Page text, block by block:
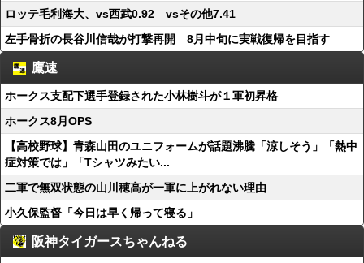
ロッテ毛利海大、vs西武0.92 vsその他7.41
左手骨折の長谷川信哉が打撃再開 8月中旬に実戦復帰を目指す
鷹速
ホークス支配下選手登録された小林樹斗が１軍初昇格
ホークス8月OPS
【高校野球】青森山田のユニフォームが話題沸騰「涼しそう」「熱中
症対策では」「Tシャツみたい...
二軍で無双状態の山川穂高が一軍に上がれない理由
小久保監督「今日は早く帰って寝る」
阪神タイガースちゃんねる